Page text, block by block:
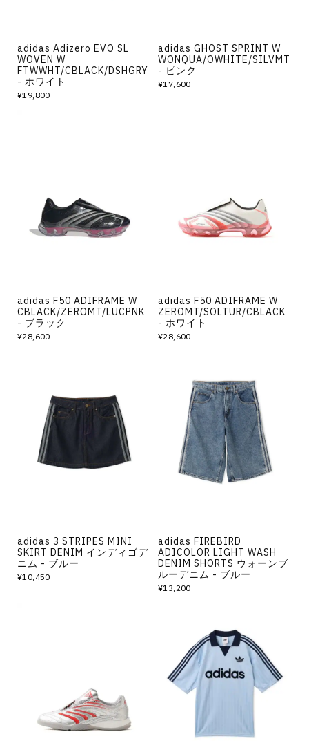
adidas Adizero EVO SL
WOVEN W
FTWWHT/CBLACK/DSHGRY
- ホワイト
¥19,800
adidas GHOST SPRINT W
WONQUA/OWHITE/SILVMT
- ピンク
¥17,600
adidas F50 ADIFRAME W
CBLACK/ZEROMT/LUCPNK
- ブラック
¥28,600
adidas F50 ADIFRAME W
ZEROMT/SOLTUR/CBLACK
- ホワイト
¥28,600
adidas 3 STRIPES MINI
SKIRT DENIM インディゴデ
ニム - ブルー
¥10,450
adidas FIREBIRD
ADICOLOR LIGHT WASH
DENIM SHORTS ウォーンブ
ルーデニム - ブルー
¥13,200